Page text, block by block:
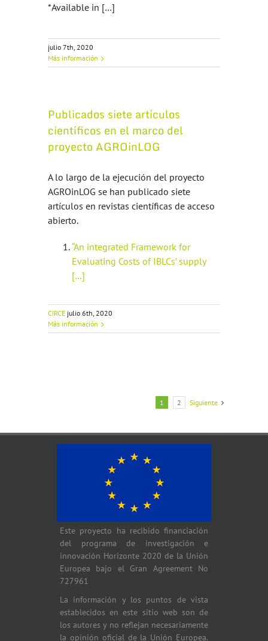
*Available in […]
julio 7th, 2020
Más información
Publicados siete artículos
científicos en el marco del
proyecto AGROinLOG
A lo largo de la ejecución del proyecto
AGROinLOG se han publicado siete
artículos en revistas científicas de acceso
abierto.
“An integrated Framework for
Evaluating Costs of IBLCs’ supply
[…]
CIRCE julio 6th, 2020
Más información
1 2 Siguiente
Este proyecto ha recibido financiación
del programa de investigación e
innovación Horizonte 2020 de la Unión
Europea bajo el Gran Agreement No
727961
La información y los puntos de vista
establecidos en este sitio web son de
los autores y no reflejan necesariamente
la opinión oficial de la Unión Europea.